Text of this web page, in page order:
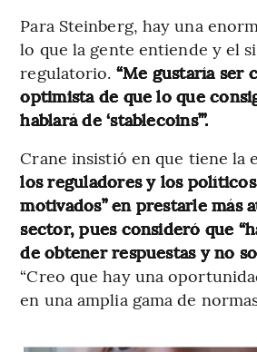
Para Steinberg, hay una
lo que la gente entiende y el
regulatorio. “Me gustaría ser
optimista de que lo que
hablará de ‘stablecoins’”.
Crane insistió en que tiene la
los reguladores y los políticos
motivados” en prestarle más
sector, pues consideró que
de obtener respuestas y no
“Creo que hay una
en una amplia gama de